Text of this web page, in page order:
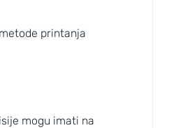
printanja
mogu imati na